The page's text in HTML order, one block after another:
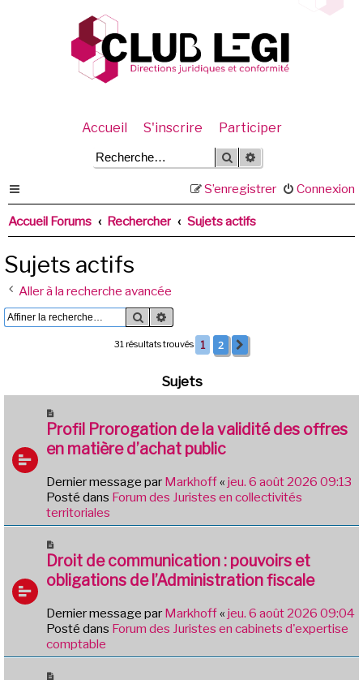
Accueil S'inscrire Participer
Rechercher
Connexion
S’enregistrer
Accueil Forums Rechercher Sujets actifs
Sujets actifs
Aller à la recherche avancée
Rechercher
31 résultats trouvés 1 2
Sujets
o
u
v
a
u
m
s
a
e
Profil Prorogation de la validité des offres
en matière d’achat public
Dernier message par Markhoff« jeu. 6 août 2026 09:13
Posté dans Forum des Juristes en collectivités
territoriales
o
u
v
a
u
m
Droit de communication : pouvoirs et
obligations de l’Administration fiscale
Dernier message par Markhoff« jeu. 6 août 2026 09:04
Posté dans Forum des Juristes en cabinets d'expertise
comptable